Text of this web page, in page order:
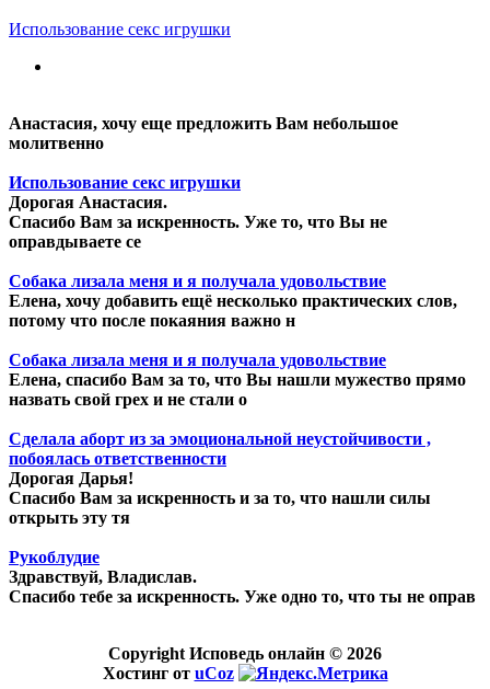
Использование секс игрушки
Анастасия, хочу еще предложить Вам небольшое
молитвенно
Использование секс игрушки
Дорогая Анастасия.
Спасибо Вам за искренность. Уже то, что Вы не
оправдываете се
Собака лизала меня и я получала удовольствие
Елена, хочу добавить ещё несколько практических слов,
потому что после покаяния важно н
Собака лизала меня и я получала удовольствие
Елена, спасибо Вам за то, что Вы нашли мужество прямо
назвать свой грех и не стали о
Сделала аборт из за эмоциональной неустойчивости ,
побоялась ответственности
Дорогая Дарья!
Спасибо Вам за искренность и за то, что нашли силы
открыть эту тя
Рукоблудие
Здравствуй, Владислав.
Спасибо тебе за искренность. Уже одно то, что ты не оправ
Copyright Исповедь онлайн © 2026
Хостинг от uCoz